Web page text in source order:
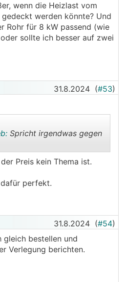
wenn die Heizlast vom
werden könnte? Und
Rohr für 8 kW passend (wie
sollte ich besser auf zwei
31.8.2024 (#53)
Spricht irgendwas gegen
Preis kein Thema ist.
perfekt.
31.8.2024 (#54)
gleich bestellen und
Verlegung berichten.